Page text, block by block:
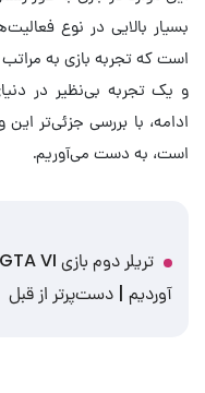
بسیار بالایی در نوع
است که تجربه‌ بازی به مراتب
و یک تجربه بی‌نظیر در
ادامه، با بررسی جزئی‌تر
است، به دست می‌آوریم.
آوردیم | دست‌پرتر از قبل